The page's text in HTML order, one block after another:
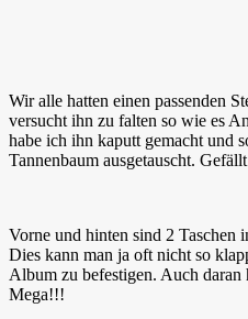
Wir alle hatten einen passenden
versucht ihn zu falten so wie es
habe ich ihn kaputt gemacht und
Tannenbaum ausgetauscht.
Vorne und hinten sind 2 Taschen
Dies kann man ja oft nicht so
Album zu befestigen. Auch daran
Mega!!!